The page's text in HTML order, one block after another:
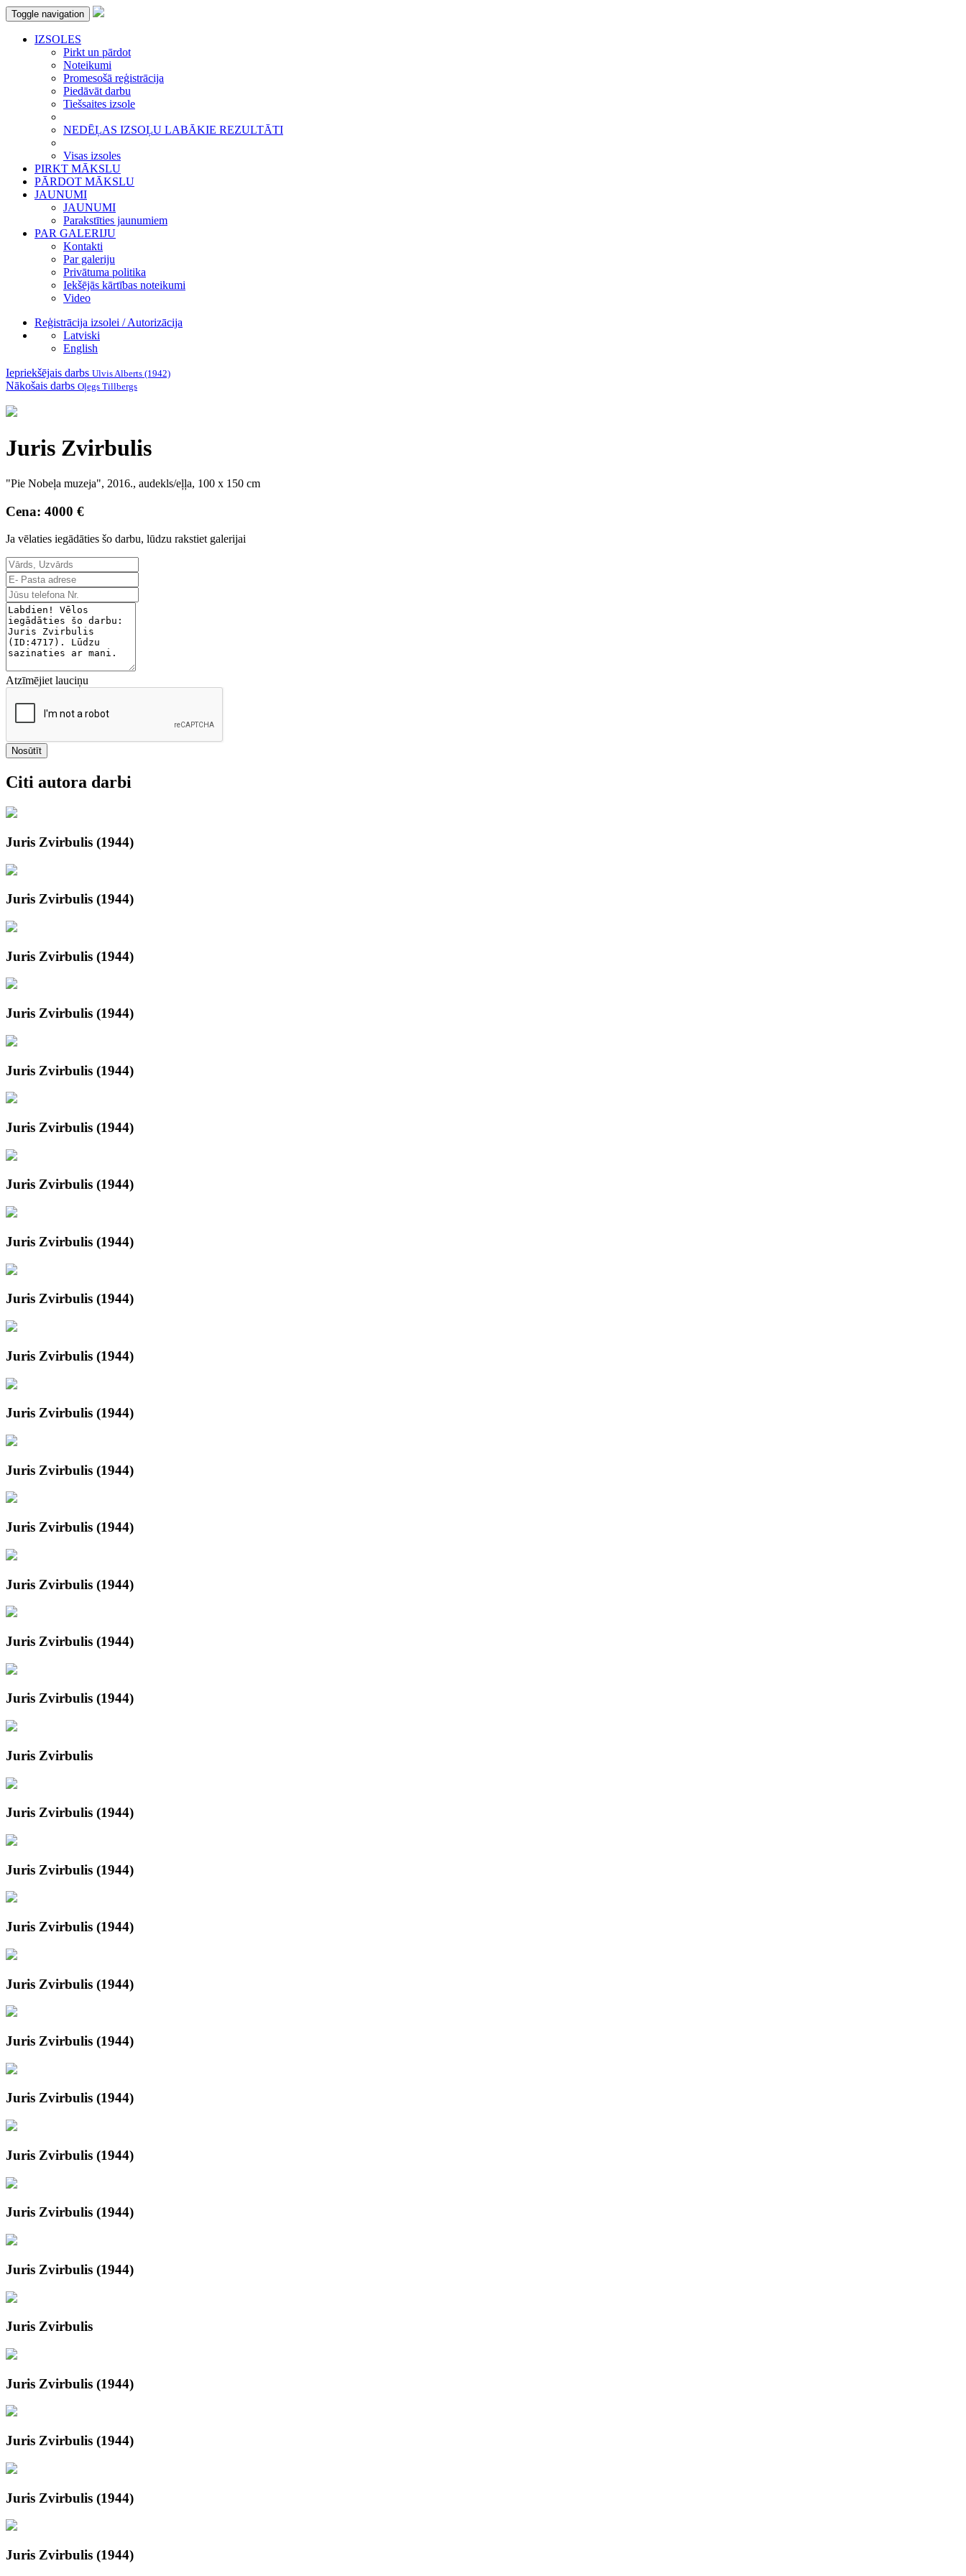
Toggle navigation
IZSOLES
Pirkt un pārdot
Noteikumi
Promesošā reģistrācija
Piedāvāt darbu
Tiešsaites izsole
NEDĒĻAS IZSOĻU LABĀKIE REZULTĀTI
Visas izsoles
PIRKT MĀKSLU
PĀRDOT MĀKSLU
JAUNUMI
JAUNUMI
Parakstīties jaunumiem
PAR GALERIJU
Kontakti
Par galeriju
Privātuma politika
Iekšējās kārtības noteikumi
Video
Reģistrācija izsolei / Autorizācija
Latviski
English
Iepriekšējais darbs Ulvis Alberts (1942)
Nākošais darbs Oļegs Tillbergs
Juris Zvirbulis
"Pie Nobeļa muzeja", 2016., audekls/eļļa, 100 x 150 cm
Cena: 4000 €
Ja vēlaties iegādāties šo darbu, lūdzu rakstiet galerijai
Atzīmējiet lauciņu
Nosūtīt
Citi autora darbi
Juris Zvirbulis (1944)
Juris Zvirbulis (1944)
Juris Zvirbulis (1944)
Juris Zvirbulis (1944)
Juris Zvirbulis (1944)
Juris Zvirbulis (1944)
Juris Zvirbulis (1944)
Juris Zvirbulis (1944)
Juris Zvirbulis (1944)
Juris Zvirbulis (1944)
Juris Zvirbulis (1944)
Juris Zvirbulis (1944)
Juris Zvirbulis (1944)
Juris Zvirbulis (1944)
Juris Zvirbulis (1944)
Juris Zvirbulis (1944)
Juris Zvirbulis
Juris Zvirbulis (1944)
Juris Zvirbulis (1944)
Juris Zvirbulis (1944)
Juris Zvirbulis (1944)
Juris Zvirbulis (1944)
Juris Zvirbulis (1944)
Juris Zvirbulis (1944)
Juris Zvirbulis (1944)
Juris Zvirbulis (1944)
Juris Zvirbulis
Juris Zvirbulis (1944)
Juris Zvirbulis (1944)
Juris Zvirbulis (1944)
Juris Zvirbulis (1944)